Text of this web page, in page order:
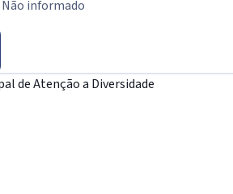
informado
de Atenção a Diversidade